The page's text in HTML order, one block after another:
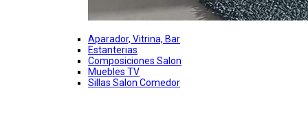
Aparador, Vitrina, Bar
Estanterias
Composiciones Salon
Muebles TV
Sillas Salon Comedor